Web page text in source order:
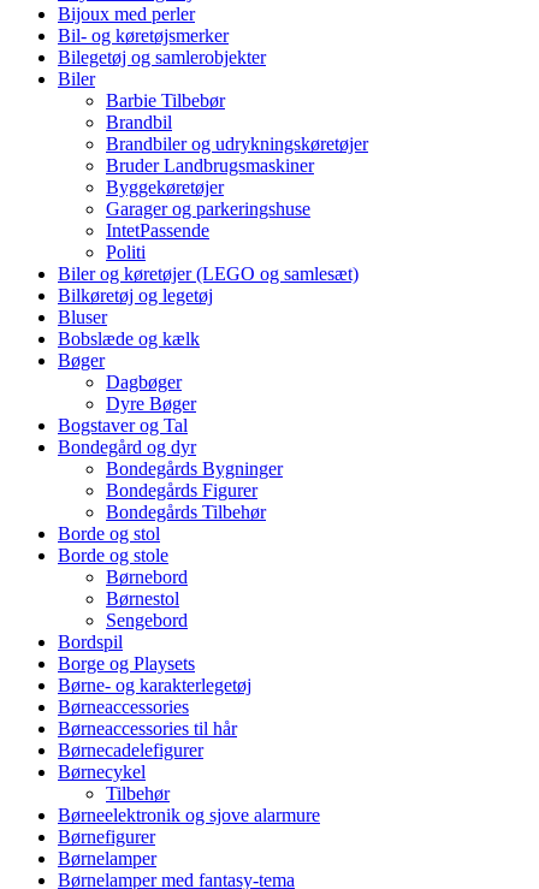
Bijoux med perler
Bil- og køretøjsmerker
Bilegetøj og samlerobjekter
Biler
Barbie Tilbebør
Brandbil
Brandbiler og udrykningskøretøjer
Bruder Landbrugsmaskiner
Byggekøretøjer
Garager og parkeringshuse
IntetPassende
Politi
Biler og køretøjer (LEGO og samlesæt)
Bilkøretøj og legetøj
Bluser
Bobslæde og kælk
Bøger
Dagbøger
Dyre Bøger
Bogstaver og Tal
Bondegård og dyr
Bondegårds Bygninger
Bondegårds Figurer
Bondegårds Tilbehør
Borde og stol
Borde og stole
Børnebord
Børnestol
Sengebord
Bordspil
Borge og Playsets
Børne- og karakterlegetøj
Børneaccessories
Børneaccessories til hår
Børnecadelefigurer
Børnecykel
Tilbehør
Børneelektronik og sjove alarmure
Børnefigurer
Børnelamper
Børnelamper med fantasy-tema